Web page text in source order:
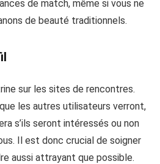
de match, même si vous ne
de beauté traditionnels.
sur les sites de rencontres.
les autres utilisateurs verront,
s’ils seront intéressés ou non
Il est donc crucial de soigner
aussi attrayant que possible.